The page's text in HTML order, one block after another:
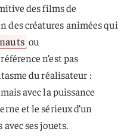
des films de
des créatures animées qui
ou
n’est pas
du réalisateur :
avec la puissance
et le sérieux d’un
ses jouets.